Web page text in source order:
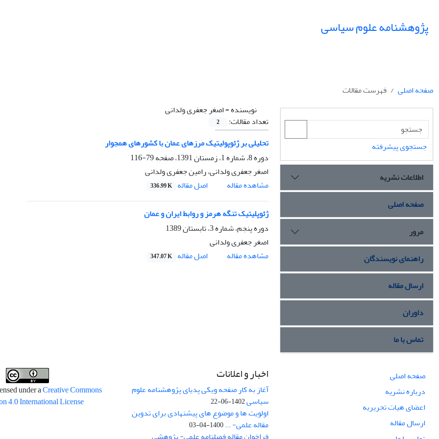
پژوهشنامه علوم سیاسی
صفحه اصلی
فهرست مقالات
نویسنده =اصغر جعفری ولدانی
تعداد مقالات:
2
تحلیلی بر ژئوپولیتیک مرزهای عمان با کشورهای همجوار
دوره 8، شماره 1، زمستان 1391، صفحه
79-116
اصغر جعفری ولدانی، رامین جعفری ولدانی
مشاهده مقاله
اصل مقاله 336.99 K
ژئوپلیتیک تنگه هرمز و روابط ایران و عمان
دوره پنجم، شماره 3، تابستان 1389
اصغر جعفری ولدانی
مشاهده مقاله
اصل مقاله 347.07 K
جستجوی پیشرفته
اطلاعات نشریه
صفحه اصلی
مرور
راهنمای نویسندگان
ارسال مقاله
داوران
تماس با ما
صفحه اصلی
درباره نشریه
اعضای هیات تحریریه
ارسال مقاله
اخبار و اعلانات
آغاز به کار صفحه ویکی پدیای پژوهشنامه علوم
سیاسی1402-06-22
اولویت ها و موضوع های پیشنهادی برای تدوین
مقاله علمی- ...1400-04-03
under aCreative Commons
4.0 International License